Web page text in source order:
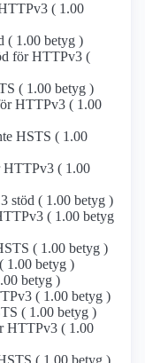
( 1.00
( 1.00 betyg )
för HTTPv3 (
( 1.00 betyg )
HTTPv3 ( 1.00
HSTS ( 1.00
HTTPv3 ( 1.00
stöd ( 1.00 betyg )
( 1.00 betyg
( 1.00 betyg )
1.00 betyg )
betyg )
( 1.00 betyg )
( 1.00 betyg )
HTTPv3 ( 1.00
( 1.00 betyg )